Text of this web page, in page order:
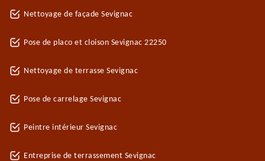
Nettoyage de façade Sevignac
Pose de placo et cloison Sevignac 22250
Nettoyage de terrasse Sevignac
Pose de carrelage Sevignac
Peintre intérieur Sevignac
Entreprise de terrassement Sevignac